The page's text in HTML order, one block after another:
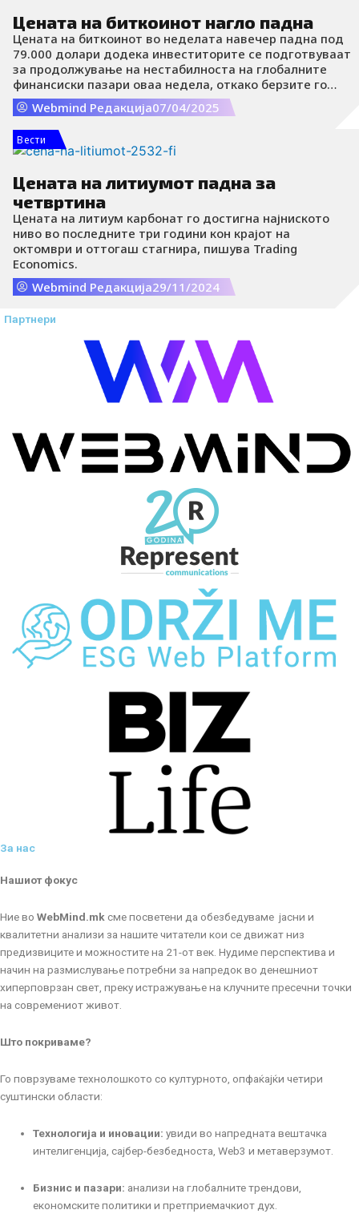
Цената на биткоинот нагло падна
Цената на биткоинот во неделата навечер падна под
79.000 долари додека инвеститорите се подготвуваат
за продолжување на нестабилноста на глобалните
финансиски пазари оваа недела, откако берзите го
претрпеа најголемиот пад од 2020 година минатата
недела поради американските царини за стоки од
остатокот од светот.
Webmind Редакција07/04/2025
Вести
Цената на литиумот падна за
четвртина
Цената на литиум карбонат го достигна најниското
ниво во последните три години кон крајот на
октомври и оттогаш стагнира, пишува Trading
Economics.
Webmind Редакција29/11/2024
Партнери
За нас
Нашиот фокус
Ние во WebMind.mkсме посветени да обезбедуваме јасни и
квалитетни анализи за нашите читатели кои се движат низ
предизвиците и можностите на 21-от век. Нудиме перспектива и
начин на размислување потребни за напредок во денешниот
хиперповрзан свет, преку истражување на клучните пресечни точки
на современиот живот.
Што покриваме?
Го поврзуваме технолошкото со културното, опфаќајќи четири
суштински области:
Технологија и иновации: увиди во напредната вештачка
интелигенција, сајбер-безбедноста, Web3 и метаверзумот.
Бизнис и пазари: анализи на глобалните трендови,
економските политики и претприемачкиот дух.